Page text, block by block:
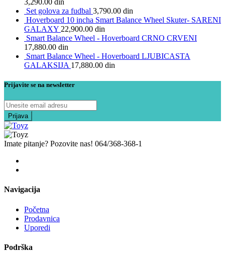
Set golova za fudbal 3,790.00 din
Hoverboard 10 incha Smart Balance Wheel Skuter- SARENI
GALAXY 22,900.00 din
Smart Balance Wheel - Hoverboard CRNO CRVENI
17,880.00 din
Smart Balance Wheel - Hoverboard LJUBICASTA
GALAKSIJA 17,880.00 din
Prijavite se na newsletter
Imate pitanje? Pozovite nas! 064/368-368-1
Navigacija
Početna
Prodavnica
Uporedi
Podrška